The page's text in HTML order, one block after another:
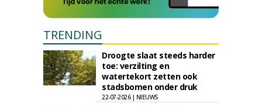
TRENDING
Droogte slaat steeds harder
toe: verzilting en
watertekort zetten ook
stadsbomen onder druk
22-07-2026 | NIEUWS